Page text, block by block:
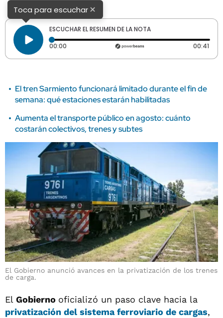
Toca para escuchar×
ESCUCHAR EL RESUMEN DE LA NOTA
00:00 Tiempo transcurrido: 0 segundos 00:41
El tren Sarmiento funcionará limitado durante el fin de
semana: qué estaciones estarán habilitadas
Aumenta el transporte público en agosto: cuánto
costarán colectivos, trenes y subtes
El Gobierno anunció avances en la privatización de los trenes
de carga.
El Gobierno oficializó un paso clave hacia la
privatización del sistema ferroviario de cargas,